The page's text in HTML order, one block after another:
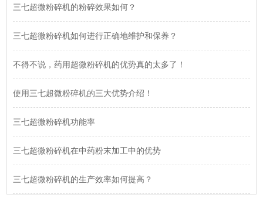
三七超微粉碎机的粉碎效果如何？
三七超微粉碎机如何进行正确地维护和保养？
不得不说，药用超微粉碎机的优势真的太多了！
使用三七超微粉碎机的三大优势介绍！
三七超微粉碎机功能率
三七超微粉碎机在中药粉末加工中的优势
三七超微粉碎机的生产效率如何提高？